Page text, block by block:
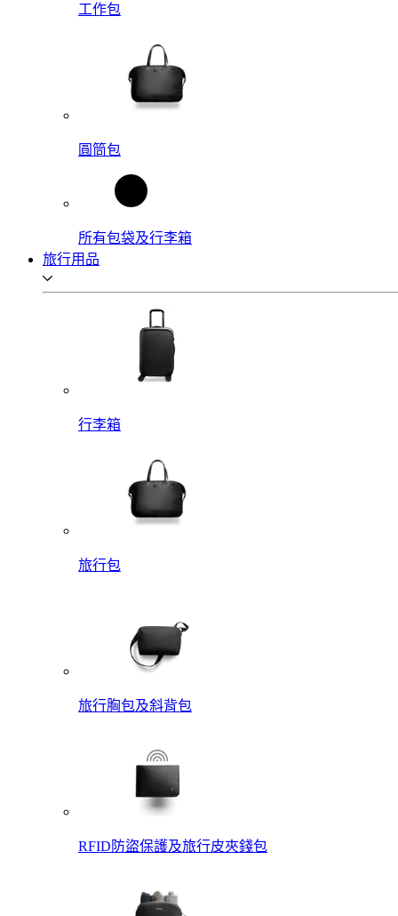
工作包
圓筒包
所有包袋及行李箱
旅行用品
行李箱
旅行包
旅行胸包及斜背包
RFID防盜保護及旅行皮夾錢包